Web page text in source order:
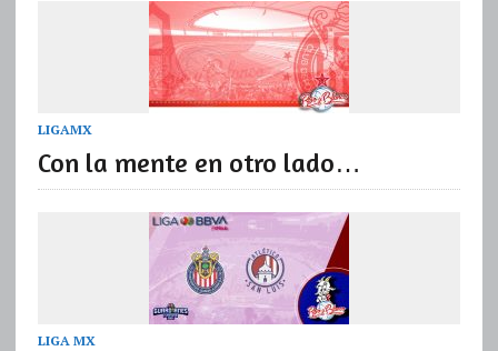
LIGAMX
Con la mente en otro lado…
LIGA MX